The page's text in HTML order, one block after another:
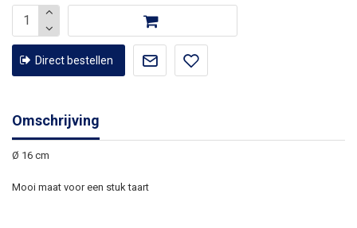
Direct bestellen
Omschrijving
Ø 16 cm
Mooi maat voor een stuk taart